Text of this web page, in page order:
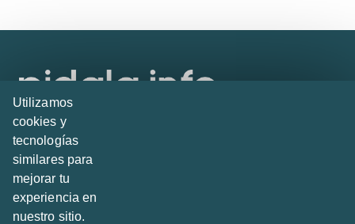
Utilizamos
cookies y
tecnologías
similares para
mejorar tu
experiencia en
nuestro sitio.
Creado por
Calle Querétaro 120, Depto H
Col. Roma Norte, 06700, Ciudad de México, MX